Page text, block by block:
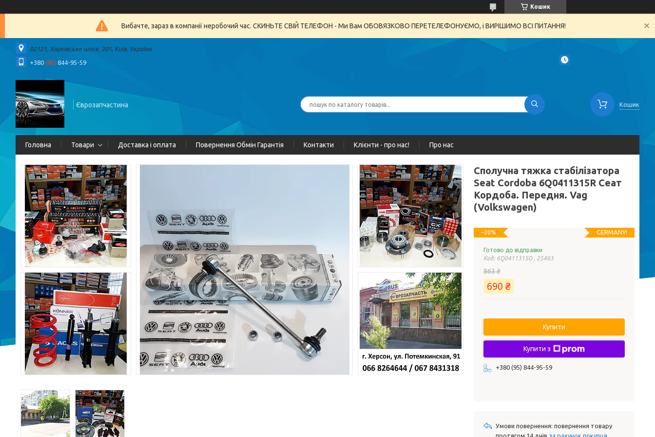
Кошик
Вибачте, зараз в компанії неробочий час. СКИНЬТЕ СВІЙ ТЕЛЕФОН - Ми Вам ОБОВЯЗКОВО ПЕРЕТЕЛЕФОНУЄМО, і ВИРІШИМО ВСІ ПИТАННЯ!
02121, Харківське шосе, 201, Київ, Україна
+380 (95) 844-95-59
Єврозапчастина Кошик
Головна Товари Доставка і оплата Повернення Обмін Гарантія Контакти Клієнти - про нас! Про нас
Сполучна тяжка стабілізатора
Seat Cordoba 6Q0411315R Сеат
Кордоба. Передня. Vag
(Volkswagen)
GERMANY!
–20%
Готово до відправки
Код: 6Q0411315D , 25463
863 ₴
690 ₴
Купити
Купити з
+380 (95) 844-95-59
повернення товару
протягом 14 днів за рахунок покупця